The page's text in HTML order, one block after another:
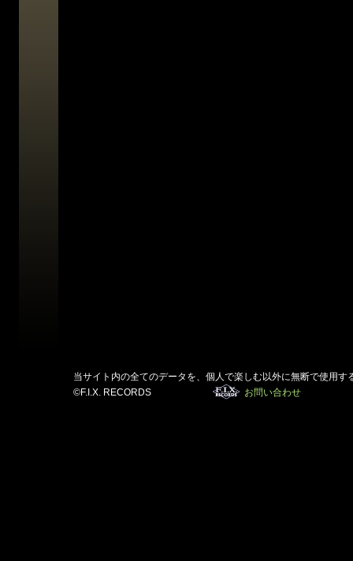
当サイト内の全てのデータを、個人で楽しむ以外に無断で使用す
©F.I.X. RECORDS
お問い合わせ